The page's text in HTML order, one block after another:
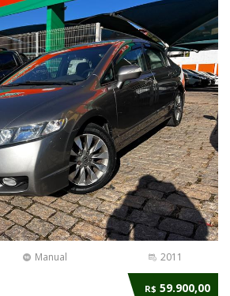
Manual 2011
R$ 59.900,00